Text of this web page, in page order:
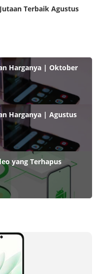
Terbaik Agustus
Harganya | Oktober
Harganya | Agustus
yang Terhapus